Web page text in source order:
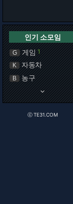
인기 소모임
G 게임 1
K 자동차
B 농구
keyboard_arrow_down
ⓒ TE31.COM